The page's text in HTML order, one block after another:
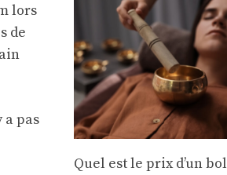
lors
de
a pas
Quel est le prix d’un bol